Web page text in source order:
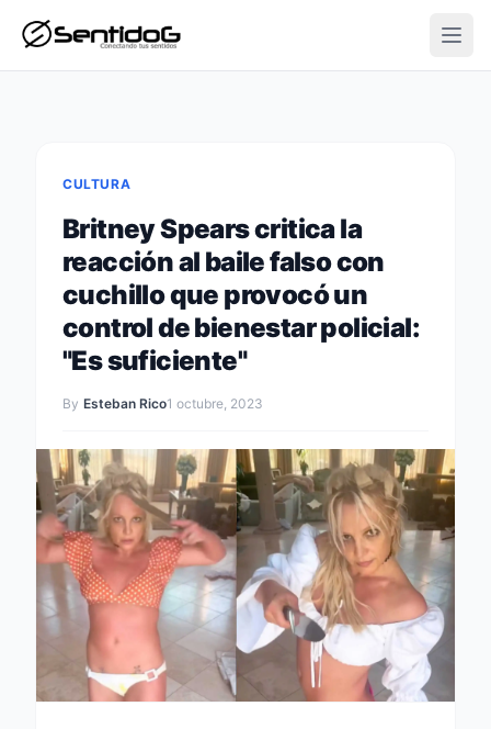
CULTURA
Britney Spears critica la
reacción al baile falso con
cuchillo que provocó un
control de bienestar policial:
"Es suficiente"
By Esteban Rico1 octubre, 2023